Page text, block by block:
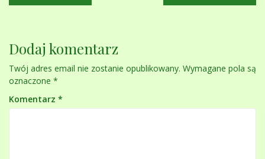
Dodaj komentarz
Twój adres email nie zostanie opublikowany. Wymagane pola są
oznaczone *
Komentarz *